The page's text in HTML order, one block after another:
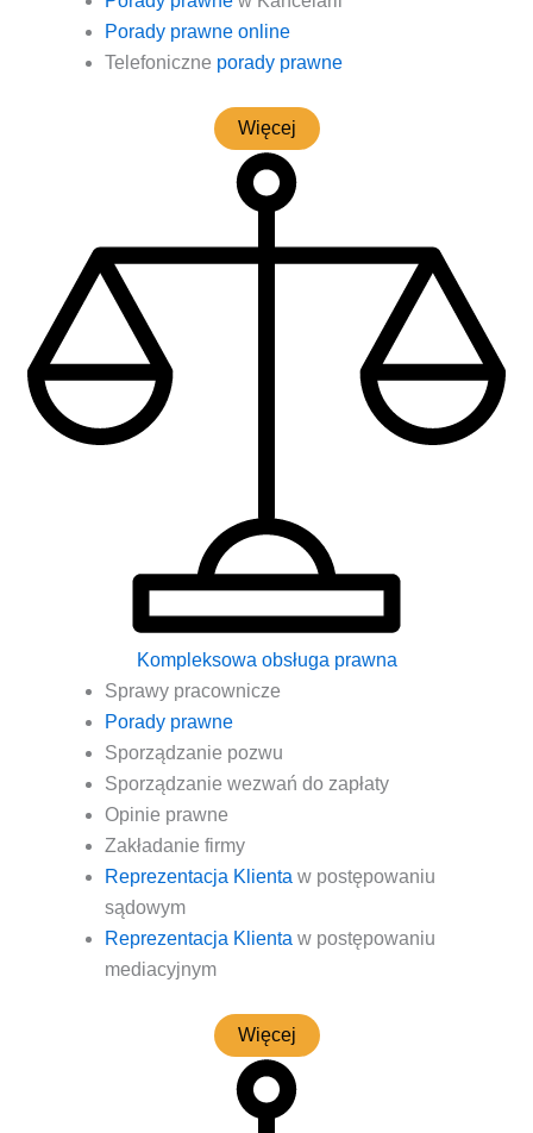
Pora­dy praw­ne online
Tele­fo­nicz­ne pora­dy prawne
Wię­cej
Kompleksowa obsługa prawna
Spra­wy pracownicze
Pora­dy prawne
Spo­rzą­dza­nie pozwu
Spo­rzą­dza­nie wezwań do zapłaty
Opi­nie prawne
Zakła­da­nie firmy
Repre­zen­ta­cja Klien­ta w postę­po­wa­niu
sądowym
Repre­zen­ta­cja Klien­ta w postę­po­wa­niu
mediacyjnym
Wię­cej